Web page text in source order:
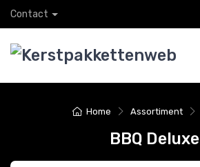
Contact
Home Assortiment
BBQ Deluxe